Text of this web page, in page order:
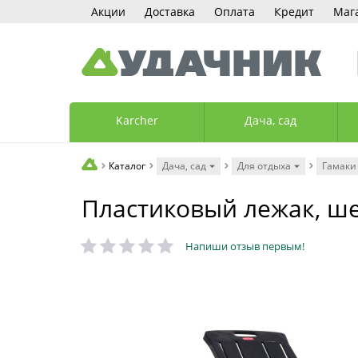
Акции Доставка Оплата Кредит
Karcher Дача, сад
Каталог Дача, сад Для отдыха
Пластиковый лежак,
Напиши отзыв первым!